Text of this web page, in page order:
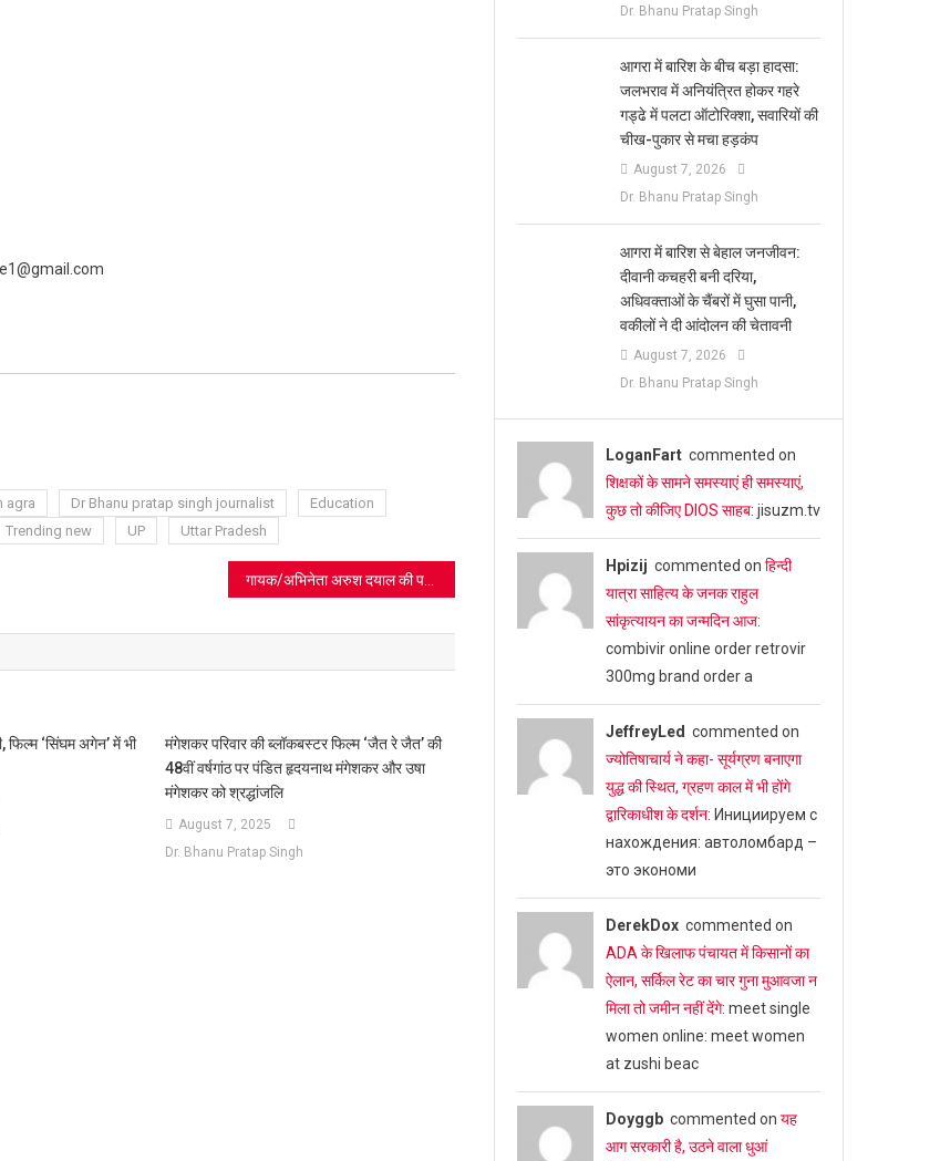
agra Dr Bhanu pratap singh journalist
Education
Trending new UP Uttar Pradesh
फिल्म ‘सिंघम अगेन’ में भी
मंगेशकर परिवार की ब्लॉकबस्टर फिल्म ‘जैत रे जैत’ की
48वीं वर्षगांठ पर पंडित हृदयनाथ मंगेशकर और उषा
मंगेशकर को श्रद्धांजलि
August 7, 2025
Dr. Bhanu Pratap Singh
Dr. Bhanu Pratap Singh
आगरा में बारिश के बीच बड़ा हादसा:
जलभराव में अनियंत्रित होकर गहरे
गड्ढे में पलटा ऑटोरिक्शा, सवारियों की
चीख-पुकार से मचा हड़कंप
August 7, 2026
Dr. Bhanu Pratap Singh
आगरा में बारिश से बेहाल जनजीवन:
दीवानी कचहरी बनी दरिया,
अधिवक्ताओं के चैंबरों में घुसा पानी,
वकीलों ने दी आंदोलन की चेतावनी
August 7, 2026
Dr. Bhanu Pratap Singh
LoganFartcommented on
शिक्षकों के सामने समस्याएं ही समस्याएं,
कुछ तो कीजिए DIOS साहब: jisuzm.tv
Hpizij commented on हिन्दी
यात्रा साहित्य के जनक राहुल
सांकृत्यायन का जन्‍मदिन आज:
combivir online order retrovir
300mg brand order a
JeffreyLed commented on
ज्योतिषाचार्य ने कहा- सूर्यग्रण बनाएगा
युद्ध की स्थित, ग्रहण काल में भी होंगे
द्वारिकाधीश के दर्शन: Инициируем с
нахождения: автоломбард –
это экономи
DerekDoxcommented on
ADA के खिलाफ पंचायत में किसानों का
ऐलान, सर्किल रेट का चार गुना मुआवजा न
मिला तो जमीन नहीं देंगे: meet single
women online: meet women
at zushi beac
Doyggbcommented on यह
आग सरकारी है, उठने वाला धुआं